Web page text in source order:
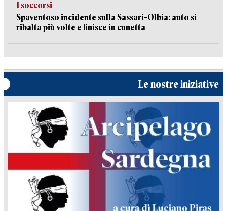
I soccorsi
Spaventoso incidente sulla Sassari-Olbia: auto si
ribalta più volte e finisce in cunetta
Le nostre iniziative